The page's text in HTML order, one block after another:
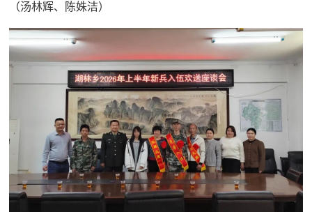
（汤林辉、陈姝洁）